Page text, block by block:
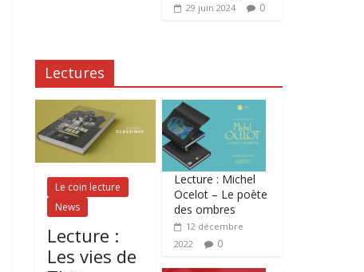
29 juin 2024 0
Lectures
Le coin lecture
News
Lecture :
Les vies de
Lecture : Michel
Ocelot – Le poète
des ombres
12 décembre
2022
0